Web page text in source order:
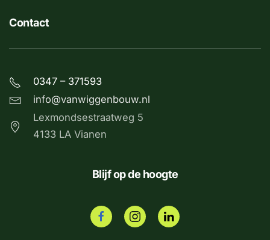
Contact
0347 – 371593
info@vanwiggenbouw.nl
Lexmondsestraatweg 5
4133 LA Vianen
Blijf op de hoogte